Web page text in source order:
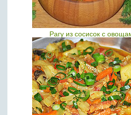
Рагу из сосисок с